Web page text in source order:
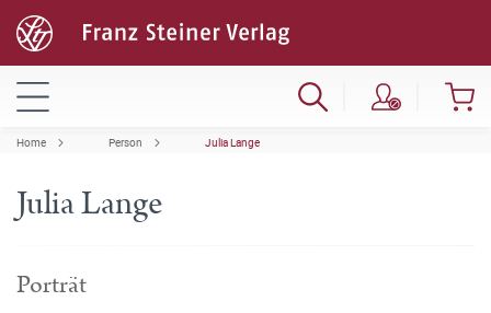
Home Person Julia Lange
Julia Lange
Porträt